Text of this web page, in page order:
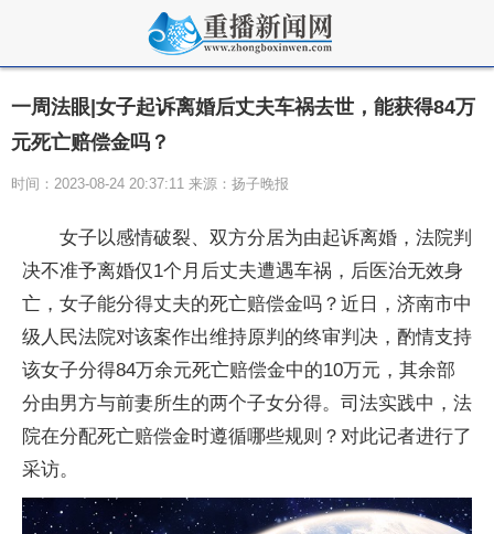
一周法眼|女子起诉离婚后丈夫车祸去世，能获得84万
元死亡赔偿金吗？
时间：2023-08-24 20:37:11 来源：扬子晚报
女子以感情破裂、双方分居为由起诉离婚，法院判
决不准予离婚仅1个月后丈夫遭遇车祸，后医治无效身
亡，女子能分得丈夫的死亡赔偿金吗？近日，济南市中
级人民法院对该案作出维持原判的终审判决，酌情支持
该女子分得84万余元死亡赔偿金中的10万元，其余部
分由男方与前妻所生的两个子女分得。司法实践中，法
院在分配死亡赔偿金时遵循哪些规则？对此记者进行了
采访。